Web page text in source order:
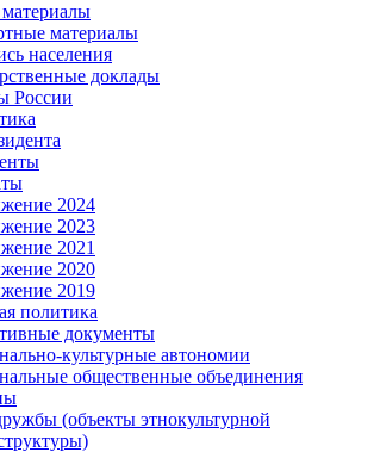
материалы
населения
доклады
России
2024
2023
2021
2020
2019
политика
документы
культурные автономии
общественные объединения
(объекты этнокультурной